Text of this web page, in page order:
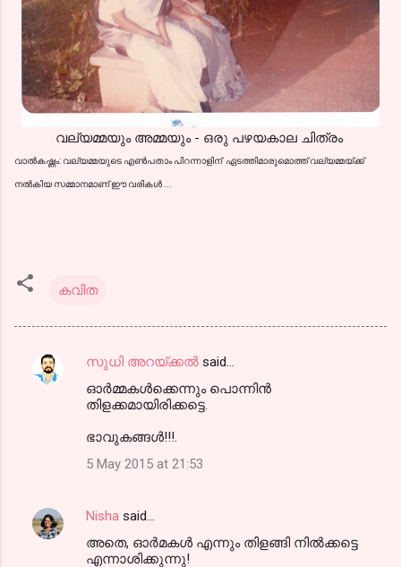
വല്യമ്മയും അമ്മയും - ഒരു പഴയകാല ചിത്രം
വാല്‍കഷ്ണം: വല്യമ്മയുടെ എണ്‍പതാം പിറന്നാളിന് ഏടത്തിമാരുമൊത്ത്‌ വല്യമ്മയ്ക്ക്
നല്‍കിയ സമ്മാനമാണ് ഈ വരികള്‍ ...
കവിത
C
t
സുധി അറയ്ക്കൽ said…
ഓർമ്മകൾക്കെന്നും പൊന്നിൻ
തിളക്കമായിരിക്കട്ടെ.
ഭാവുകങ്ങൾ!!!.
5 May 2015 at 21:53
Nisha said…
അതെ, ഓര്‍മകള്‍ എന്നും തിളങ്ങി നില്‍ക്കട്ടെ
എന്നാശിക്കുന്നു!